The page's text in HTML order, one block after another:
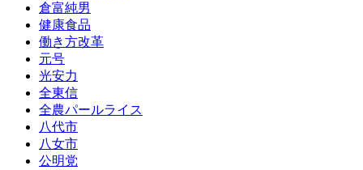
倉富純男
健康食品
働き方改革
元号
光安力
全東信
全農パールライス
八代市
八女市
公明党